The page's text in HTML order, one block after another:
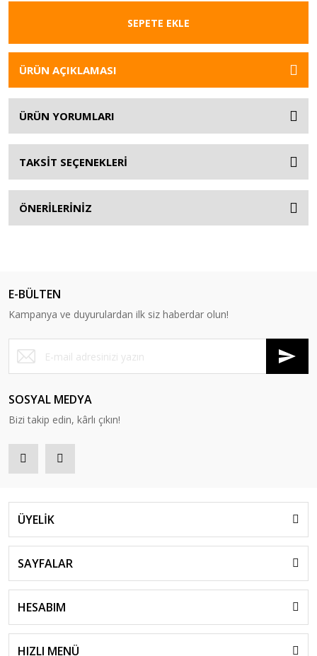
SEPETE EKLE
ÜRÜN AÇIKLAMASI
ÜRÜN YORUMLARI
TAKSİT SEÇENEKLERİ
ÖNERİLERİNİZ
E-BÜLTEN
Kampanya ve duyurulardan ilk siz haberdar olun!
SOSYAL MEDYA
Bizi takip edin, kârlı çıkın!
ÜYELİK
SAYFALAR
HESABIM
HIZLI MENÜ